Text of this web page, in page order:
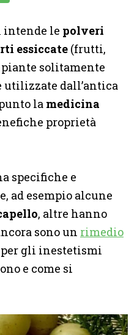
intende le polveri
essiccate (frutti,
solitamente
utilizzate dall’antica
la medicina
proprietà
specifiche e
ad esempio alcune
, altre hanno
sono un rimedio
gli inestetismi
e come si